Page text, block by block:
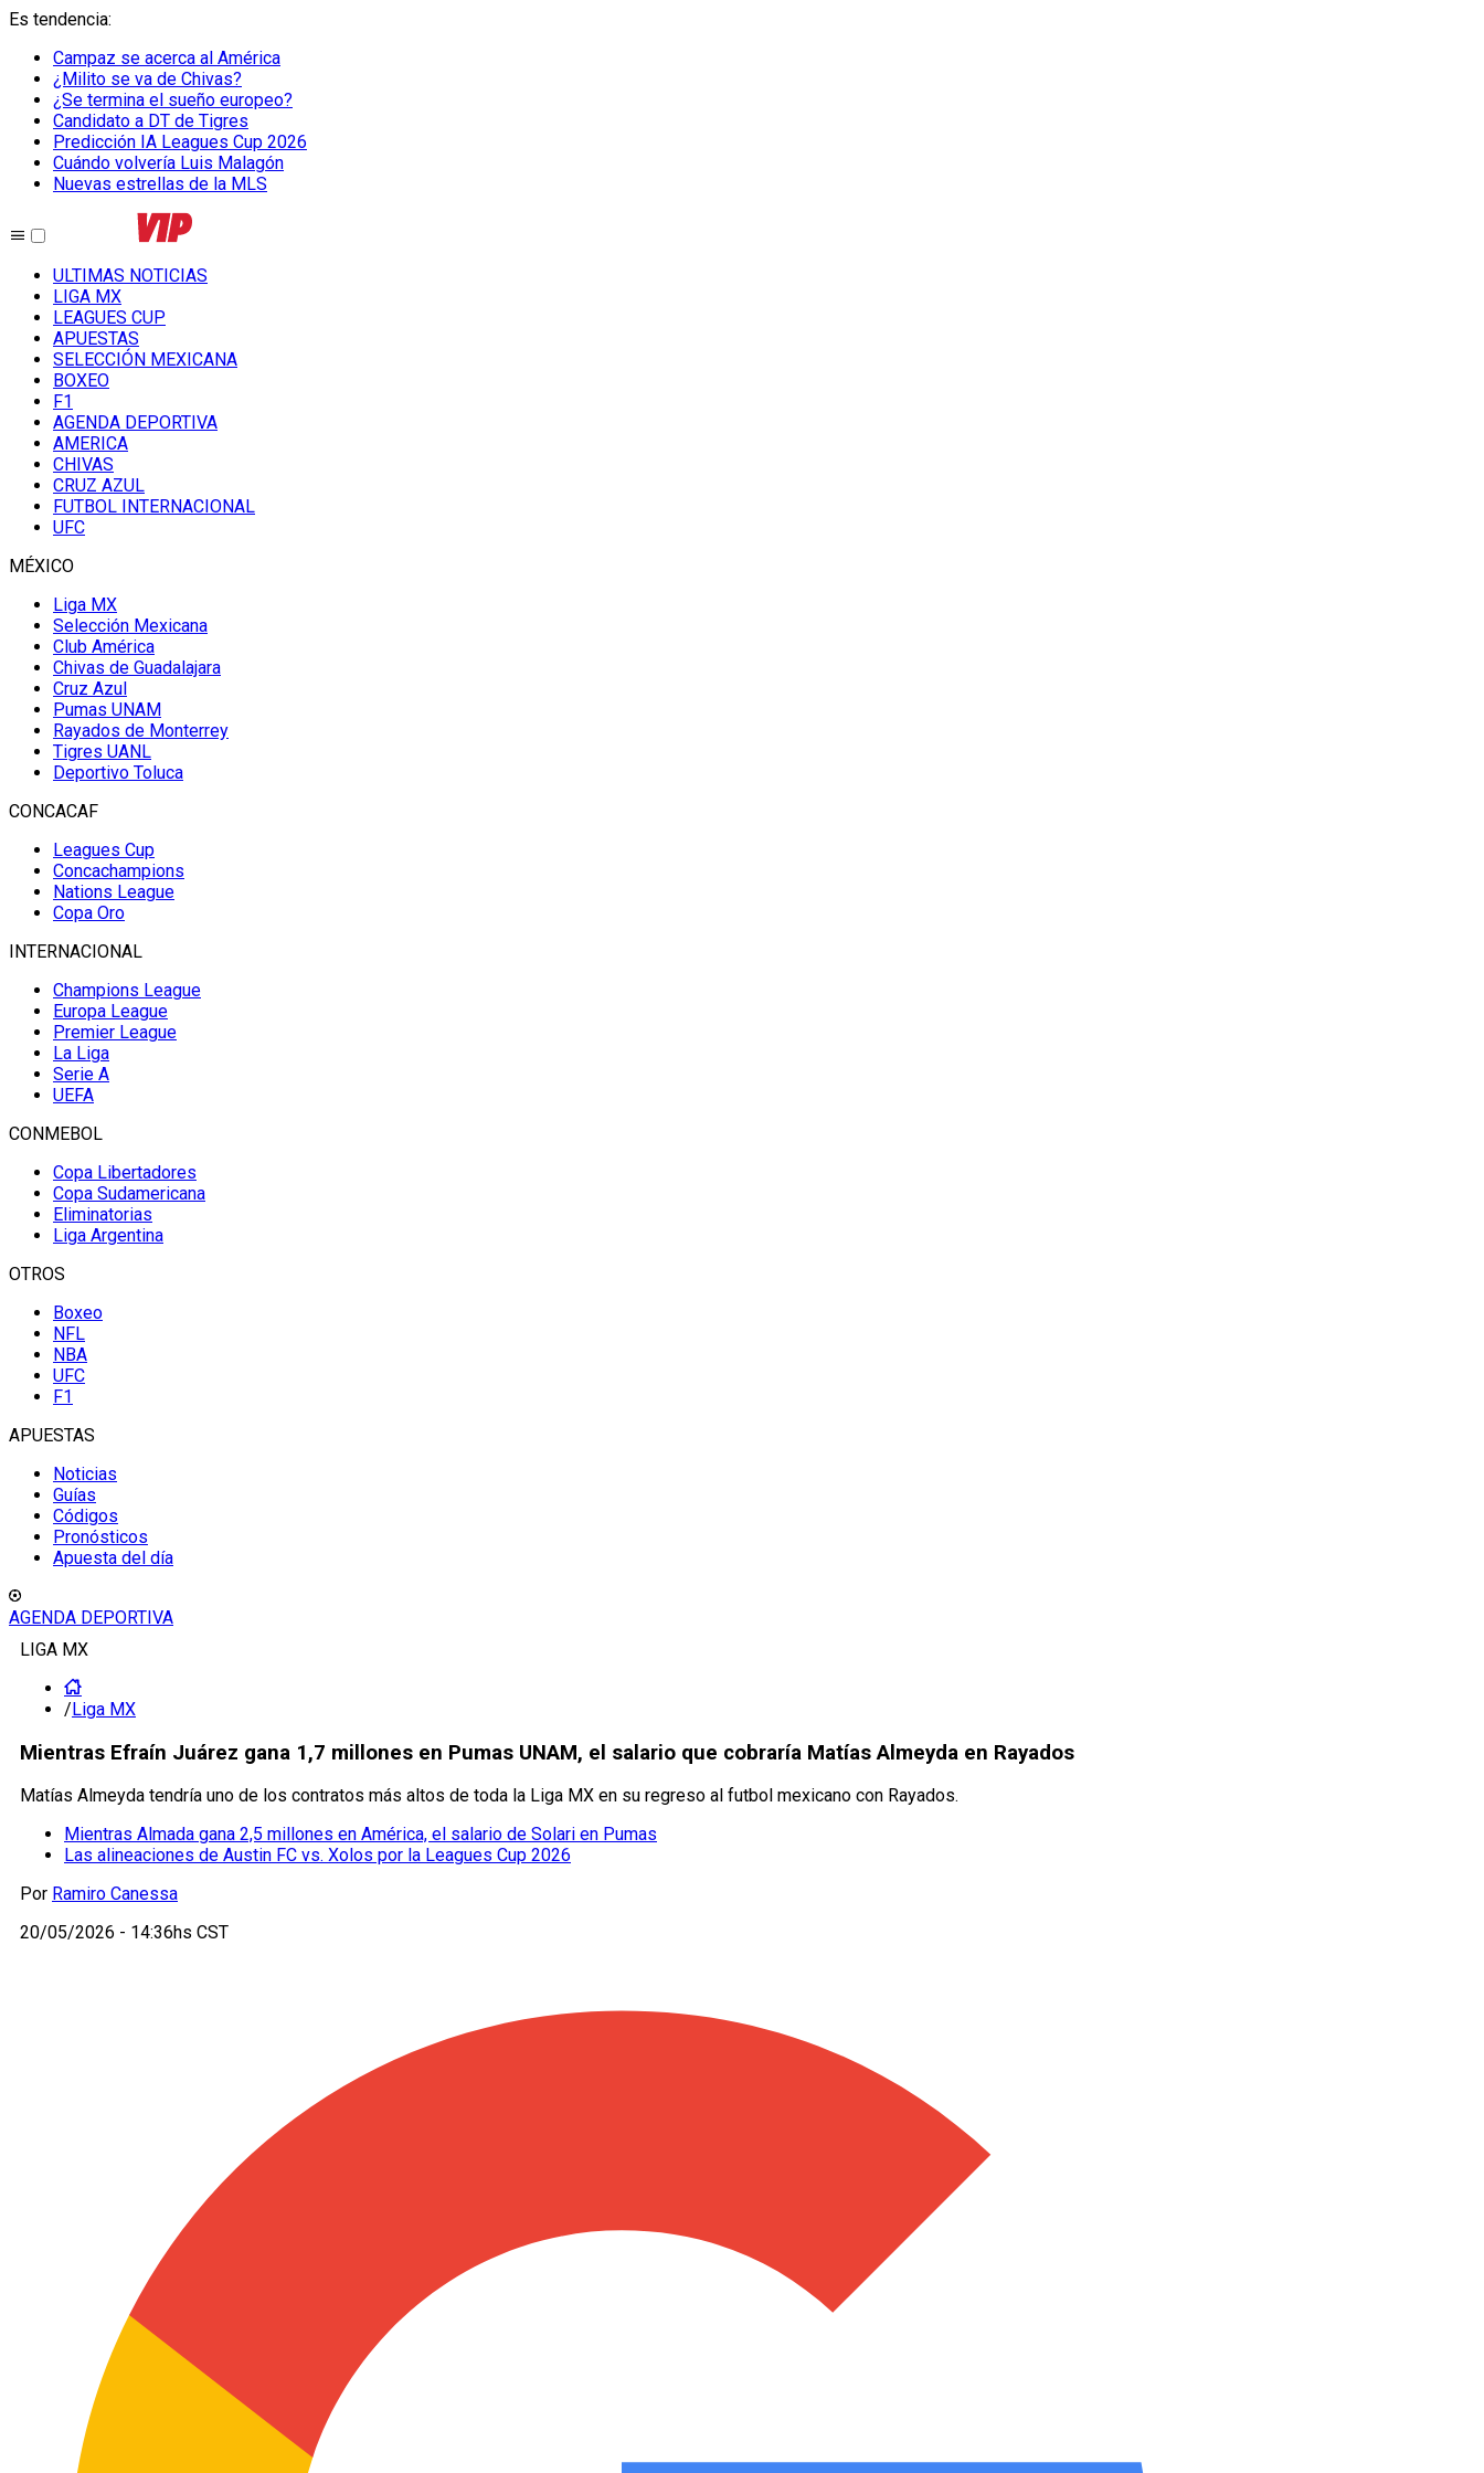
Es tendencia:
Campaz se acerca al América
¿Milito se va de Chivas?
¿Se termina el sueño europeo?
Candidato a DT de Tigres
Predicción IA Leagues Cup 2026
Cuándo volvería Luis Malagón
Nuevas estrellas de la MLS
ULTIMAS NOTICIAS
LIGA MX
LEAGUES CUP
APUESTAS
SELECCIÓN MEXICANA
BOXEO
F1
AGENDA DEPORTIVA
AMERICA
CHIVAS
CRUZ AZUL
FUTBOL INTERNACIONAL
UFC
MÉXICO
Liga MX
Selección Mexicana
Club América
Chivas de Guadalajara
Cruz Azul
Pumas UNAM
Rayados de Monterrey
Tigres UANL
Deportivo Toluca
CONCACAF
Leagues Cup
Concachampions
Nations League
Copa Oro
INTERNACIONAL
Champions League
Europa League
Premier League
La Liga
Serie A
UEFA
CONMEBOL
Copa Libertadores
Copa Sudamericana
Eliminatorias
Liga Argentina
OTROS
Boxeo
NFL
NBA
UFC
F1
APUESTAS
Noticias
Guías
Códigos
Pronósticos
Apuesta del día
AGENDA DEPORTIVA
LIGA MX
/Liga MX
Mientras Efraín Juárez gana 1,7 millones en Pumas UNAM, el salario que cobraría Matías Almeyda en Rayados
Matías Almeyda tendría uno de los contratos más altos de toda la Liga MX en su regreso al futbol mexicano con Rayados.
Mientras Almada gana 2,5 millones en América, el salario de Solari en Pumas
Las alineaciones de Austin FC vs. Xolos por la Leagues Cup 2026
Por Ramiro Canessa
20/05/2026 - 14:36hs CST